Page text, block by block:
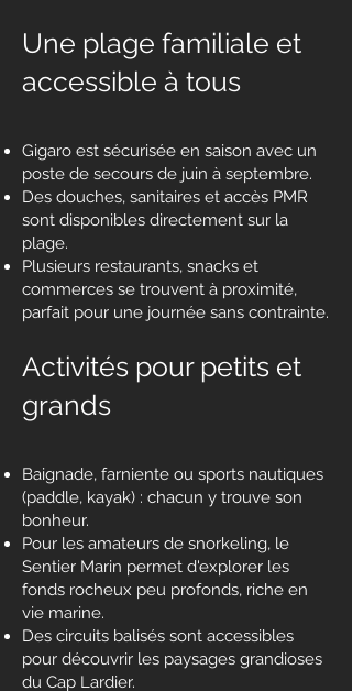
Une plage familiale et
accessible à tous
Gigaro est sécurisée en saison avec un
poste de secours de juin à septembre.
Des douches, sanitaires et accès PMR
sont disponibles directement sur la
plage.
Plusieurs restaurants, snacks et
commerces se trouvent à proximité,
parfait pour une journée sans contrainte.
Activités pour petits et
grands
Baignade, farniente ou sports nautiques
(paddle, kayak) : chacun y trouve son
bonheur.
Pour les amateurs de snorkeling, le
Sentier Marin permet d'explorer les
fonds rocheux peu profonds, riche en
vie marine.
Des circuits balisés sont accessibles
pour découvrir les paysages grandioses
du Cap Lardier.